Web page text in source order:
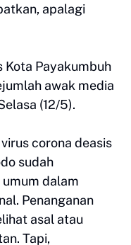
apalagi
Kota Payakumbuh
awak media
(12/5).
corona deasis
sudah
dalam
Penanganan
asal atau
Tapi,